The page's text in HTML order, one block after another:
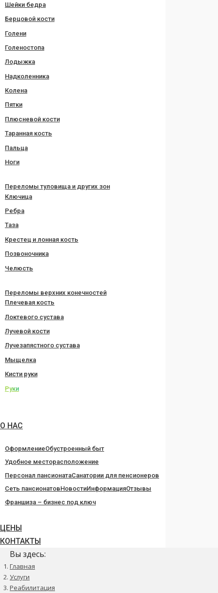
Шейки бедра
Берцовой кости
Голени
Голеностопа
Лодыжка
Надколенника
Колена
Пятки
Плюсневой кости
Таранная кость
Пальца
Ноги
Переломы туловища и других зон
Ключица
Ребра
Таза
Крестец и лонная кость
Позвоночника
Челюсть
Переломы верхних конечностей
Плечевая кость
Локтевого сустава
Лучевой кости
Лучезапястного сустава
Мыщелка
Кисти руки
Руки
О НАС
ОформлениеОбустроенный быт
Удобное месторасположение
Персонал пансионатаСанатории для пенсионеров
Сеть пансионатовНовостиИнформацияОтзывы
Франшиза – бизнес под ключ
ЦЕНЫ
КОНТАКТЫ
Вы здесь:
Главная
Услуги
Реабилитация